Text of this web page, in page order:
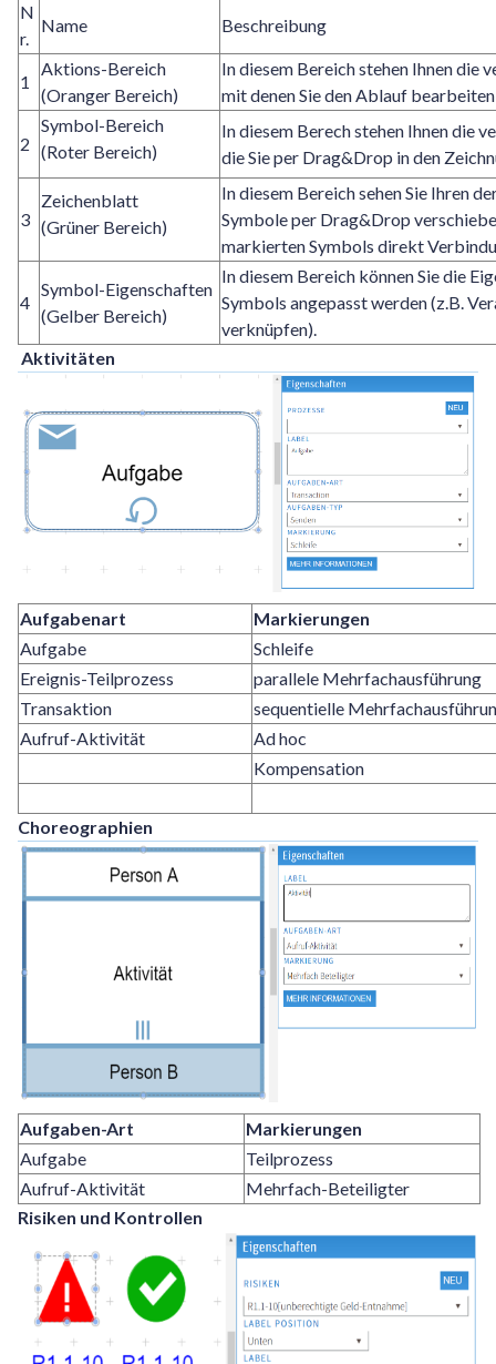
N
r.
Name Beschreibung
1
Aktions-Bereich
(Oranger Bereich)
In diesem Bereich stehen Ihnen die
mit denen Sie den Ablauf
2
Symbol-Bereich
(Roter Bereich)
In diesem Berech stehen Ihnen die
die Sie per Drag&Drop in den
3
Zeichenblatt
(Grüner Bereich)
In diesem Bereich sehen Sie Ihren
Symbole per Drag&Drop
markierten Symbols direkt
4
Symbol-Eigenschaften
(Gelber Bereich)
In diesem Bereich können Sie die
Symbols angepasst werden (z.B.
verknüpfen).
Aktivitäten
Aufgabenart
Markierungen
Aufgabe
Schleife
Ereignis-Teilprozess
parallele Mehrfachausführung
Transaktion
sequentielle
Aufruf-Aktivität
Ad hoc
Kompensation
Choreographien
Aufgaben-Art
Markierungen
Aufgabe
Teilprozess
Aufruf-Aktivität
Mehrfach-Beteiligter
Risiken und Kontrollen